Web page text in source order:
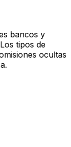
bancos y
tipos de
ocultas